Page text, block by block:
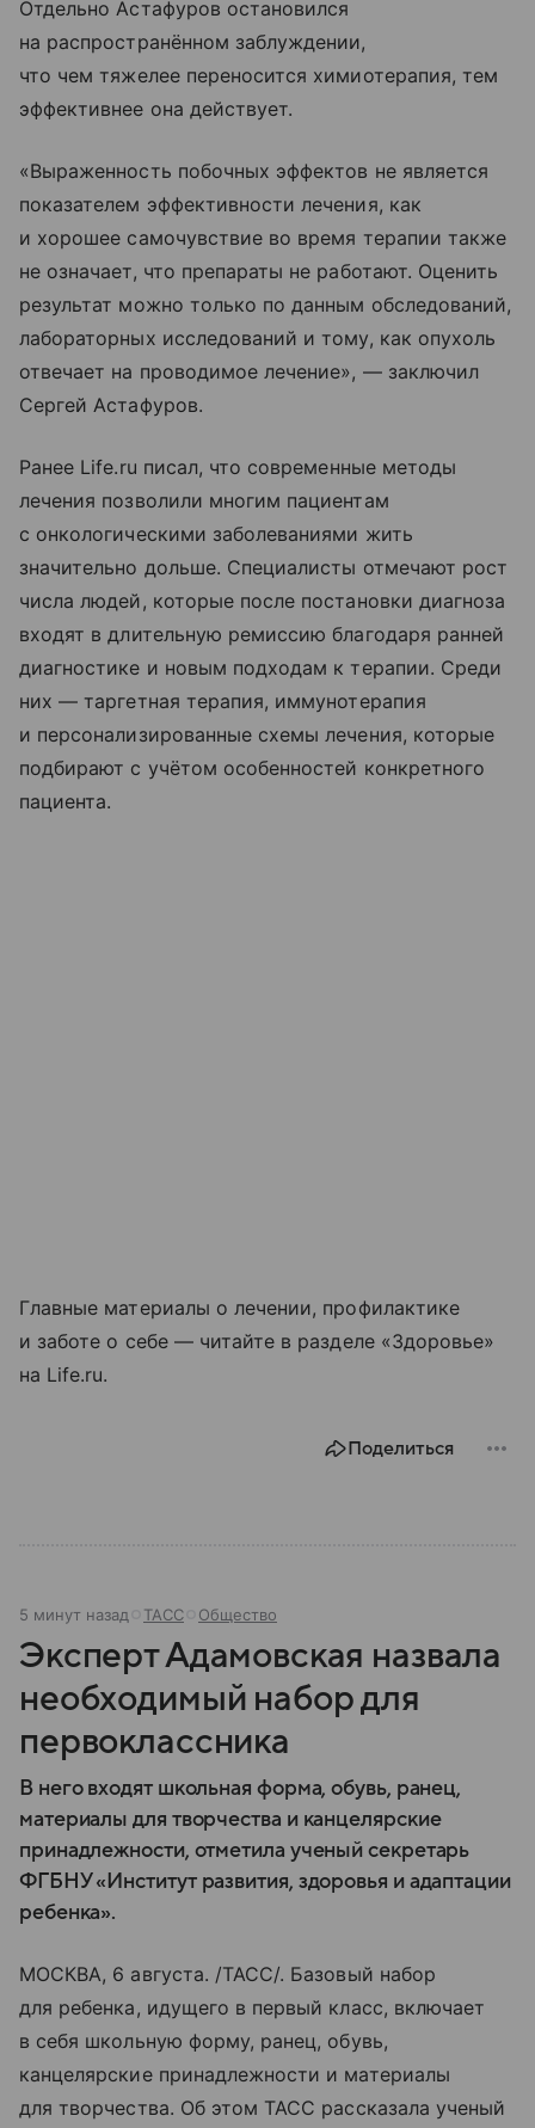
Отдельно Астафуров остановился
на распространённом заблуждении,
что чем тяжелее переносится химиотерапия, тем
эффективнее она действует.
«Выраженность побочных эффектов не является
показателем эффективности лечения, как
и хорошее самочувствие во время терапии также
не означает, что препараты не работают. Оценить
результат можно только по данным обследований,
лабораторных исследований и тому, как опухоль
отвечает на проводимое лечение», — заключил
Сергей Астафуров.
Ранее Life.ru писал, что современные методы
лечения позволили многим пациентам
с онкологическими заболеваниями жить
значительно дольше. Специалисты отмечают рост
числа людей, которые после постановки диагноза
входят в длительную ремиссию благодаря ранней
диагностике и новым подходам к терапии. Среди
них — таргетная терапия, иммунотерапия
и персонализированные схемы лечения, которые
подбирают с учётом особенностей конкретного
пациента.
Главные материалы о лечении, профилактике
и заботе о себе — читайте в разделе «Здоровье»
на Life.ru.
Поделиться
6 минут назад ТАСС Общество
Эксперт Адамовская назвала
необходимый набор для
первоклассника
В него входят школьная форма, обувь, ранец,
материалы для творчества и канцелярские
принадлежности, отметила ученый секретарь
ФГБНУ «Институт развития, здоровья и адаптации
ребенка».
МОСКВА, 6 августа. /ТАСС/. Базовый набор
для ребенка, идущего в первый класс, включает
в себя школьную форму, ранец, обувь,
канцелярские принадлежности и материалы
для творчества. Об этом ТАСС рассказала ученый